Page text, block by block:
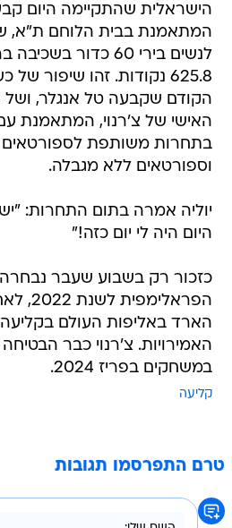
הישראלית שהתקיימה היום
המתאמנת בבית הלוחם ת"א,
לנשים בירי 60 כדור
625.8 נקודות. זהו שיפור
האישי של צ'רנוי, המתאמנת
בתחרות משותפת
וספורטאים ללא מגבלה.
יוליה אמרה בתום התחרות:
היום היה לי יום כזה!"
כזכור רק בשבוע שעבר נבחרה
הארד באליפות העולם
האמירויות. צ'רנוי כבר
במשחקים בפריז 2024.
קליעה
טרם התפרסמו תגובות